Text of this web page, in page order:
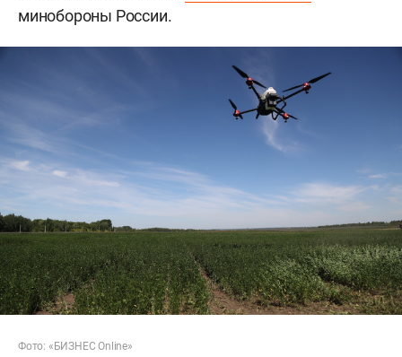
минобороны России.
Фото: «БИЗНЕС Online»